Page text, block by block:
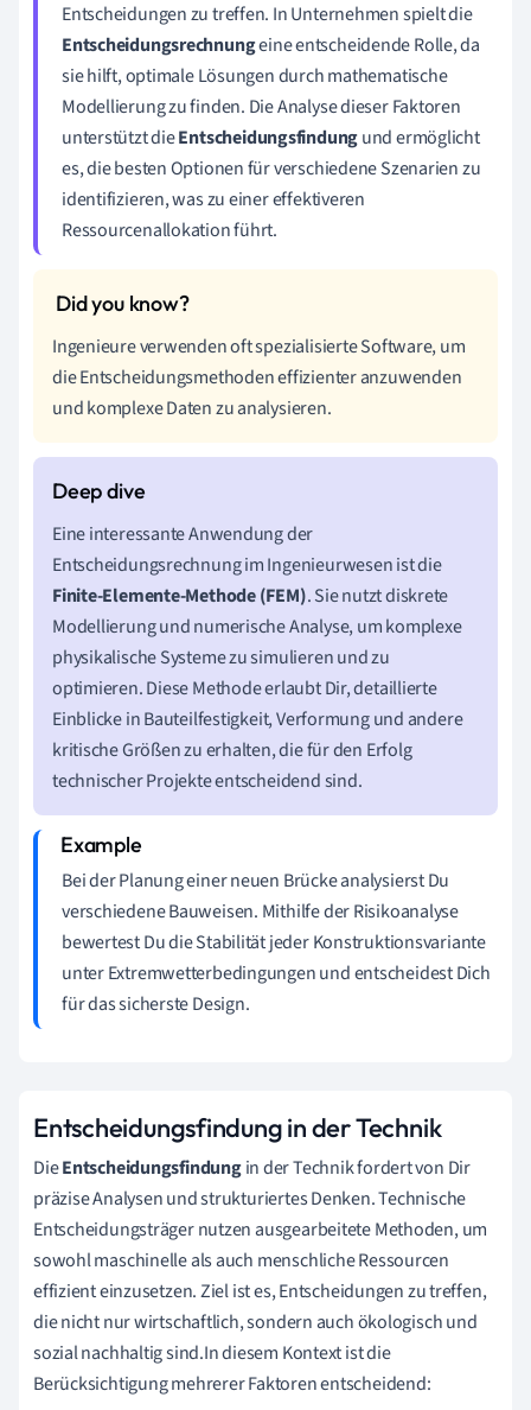
Entscheidungen zu treffen. In Unternehmen spielt die
Entscheidungsrechnungeine entscheidende Rolle, da
sie hilft, optimale Lösungen durch mathematische
Modellierung zu finden. Die Analyse dieser Faktoren
unterstützt dieEntscheidungsfindungund ermöglicht
es, die besten Optionen für verschiedene Szenarien zu
identifizieren, was zu einer effektiveren
Ressourcenallokation führt.
Ingenieure verwenden oft spezialisierte Software, um
die Entscheidungsmethoden effizienter anzuwenden
und komplexe Daten zu analysieren.
Eine interessante Anwendung der
Entscheidungsrechnung im Ingenieurwesen ist die
Finite-Elemente-Methode (FEM). Sie nutzt diskrete
Modellierung und numerische Analyse, um komplexe
physikalische Systeme zu simulieren und zu
optimieren. Diese Methode erlaubt Dir, detaillierte
Einblicke in Bauteilfestigkeit, Verformung und andere
kritische Größen zu erhalten, die für den Erfolg
technischer Projekte entscheidend sind.
Bei der Planung einer neuen Brücke analysierst Du
verschiedene Bauweisen. Mithilfe der Risikoanalyse
bewertest Du die Stabilität jeder Konstruktionsvariante
unter Extremwetterbedingungen und entscheidest Dich
für das sicherste Design.
Entscheidungsfindung in der Technik
DieEntscheidungsfindungin der Technik fordert von Dir
präzise Analysen und strukturiertes Denken. Technische
Entscheidungsträger nutzen ausgearbeitete Methoden, um
sowohl maschinelle als auch menschliche Ressourcen
effizient einzusetzen. Ziel ist es, Entscheidungen zu treffen,
die nicht nur wirtschaftlich, sondern auch ökologisch und
sozial nachhaltig sind.In diesem Kontext ist die
Berücksichtigung mehrerer Faktoren entscheidend: